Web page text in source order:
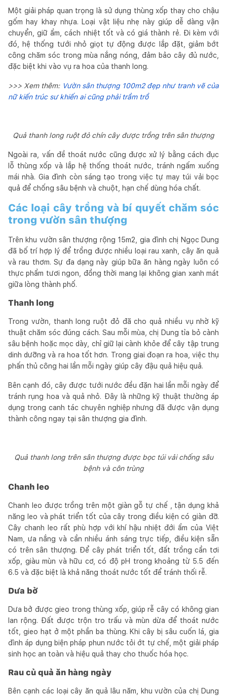
Một giải pháp quan trọng là sử dụng thùng xốp thay cho chậu
gốm hay khay nhựa. Loại vật liệu nhẹ này giúp dễ dàng vận
chuyển, giữ ẩm, cách nhiệt tốt và có giá thành rẻ. Đi kèm với
đó, hệ thống tưới nhỏ giọt tự động được lắp đặt, giảm bớt
công chăm sóc trong mùa nắng nóng, đảm bảo cây đủ nước,
đặc biệt khi vào vụ ra hoa của thanh long.
>>> Xem thêm: Vườn sân thượng 100m2 đẹp như tranh vẽ của
nữ kiến trúc sư khiến ai cũng phải trầm trồ
Quả thanh long ruột đỏ chín cây được trồng trên sân thượng
Ngoài ra, vấn đề thoát nước cũng được xử lý bằng cách đục
lỗ thùng xốp và lắp hệ thống thoát nước, tránh ngấm xuống
mái nhà. Gia đình còn sáng tạo trong việc tự may túi vải bọc
quả để chống sâu bệnh và chuột, hạn chế dùng hóa chất.
Các loại cây trồng và bí quyết chăm sóc
trong vườn sân thượng
Trên khu vườn sân thượng rộng 15m2, gia đình chị Ngọc Dung
đã bố trí hợp lý để trồng được nhiều loại rau xanh, cây ăn quả
và rau thơm. Sự đa dạng này giúp bữa ăn hàng ngày luôn có
thực phẩm tươi ngon, đồng thời mang lại không gian xanh mát
giữa lòng thành phố.
Thanh long
Trong vườn, thanh long ruột đỏ đã cho quả nhiều vụ nhờ kỹ
thuật chăm sóc đúng cách. Sau mỗi mùa, chị Dung tỉa bỏ cành
sâu bệnh hoặc mọc dày, chỉ giữ lại cành khỏe để cây tập trung
dinh dưỡng và ra hoa tốt hơn. Trong giai đoạn ra hoa, việc thụ
phấn thủ công hai lần mỗi ngày giúp cây đậu quả hiệu quả.
Bên cạnh đó, cây được tưới nước đều đặn hai lần mỗi ngày để
tránh rụng hoa và quả nhỏ. Đây là những kỹ thuật thường áp
dụng trong canh tác chuyên nghiệp nhưng đã được vận dụng
thành công ngay tại sân thượng gia đình.
Quả thanh long trên sân thượng được bọc túi vải chống sâu
bệnh và côn trùng
Chanh leo
Chanh leo được trồng trên một giàn gỗ tự chế , tận dụng khả
năng leo và phát triển tốt của cây trong điều kiện có giàn đỡ.
Cây chanh leo rất phù hợp với khí hậu nhiệt đới ẩm của Việt
Nam, ưa nắng và cần nhiều ánh sáng trực tiếp, điều kiện sẵn
có trên sân thượng. Để cây phát triển tốt, đất trồng cần tơi
xốp, giàu mùn và hữu cơ, có độ pH trong khoảng từ 5.5 đến
6.5 và đặc biệt là khả năng thoát nước tốt để tránh thối rễ.
Dưa bở
Dưa bở được gieo trong thùng xốp, giúp rễ cây có không gian
lan rộng. Đất được trộn tro trấu và mùn dừa để thoát nước
tốt, gieo hạt ở một phần ba thùng. Khi cây bị sâu cuốn lá, gia
đình áp dụng biện pháp phun nước tỏi ớt tự chế, một giải pháp
sinh học an toàn và hiệu quả thay cho thuốc hóa học.
Rau củ quả ăn hàng ngày
Bên cạnh các loại cây ăn quả lâu năm, khu vườn của chị Dung